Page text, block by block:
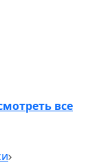
все